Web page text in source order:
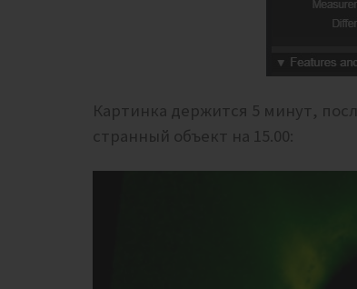
Картинка держится 5 минут,
странный объект на 15.00: